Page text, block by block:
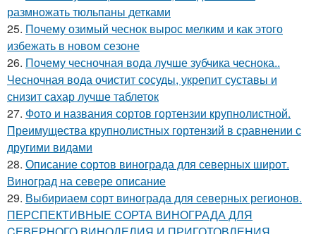
размножать тюльпаны детками
25. Почему озимый чеснок вырос мелким и как этого
избежать в новом сезоне
26. Почему чесночная вода лучше зубчика чеснока..
Чесночная вода очистит сосуды, укрепит суставы и
снизит сахар лучше таблеток
27. Фото и названия сортов гортензии крупнолистной.
Преимущества крупнолистных гортензий в сравнении с
другими видами
28. Описание сортов винограда для северных широт.
Виноград на севере описание
29. Выбириаем сорт винограда для северных регионов.
ПЕРСПЕКТИВНЫЕ СОРТА ВИНОГРАДА ДЛЯ